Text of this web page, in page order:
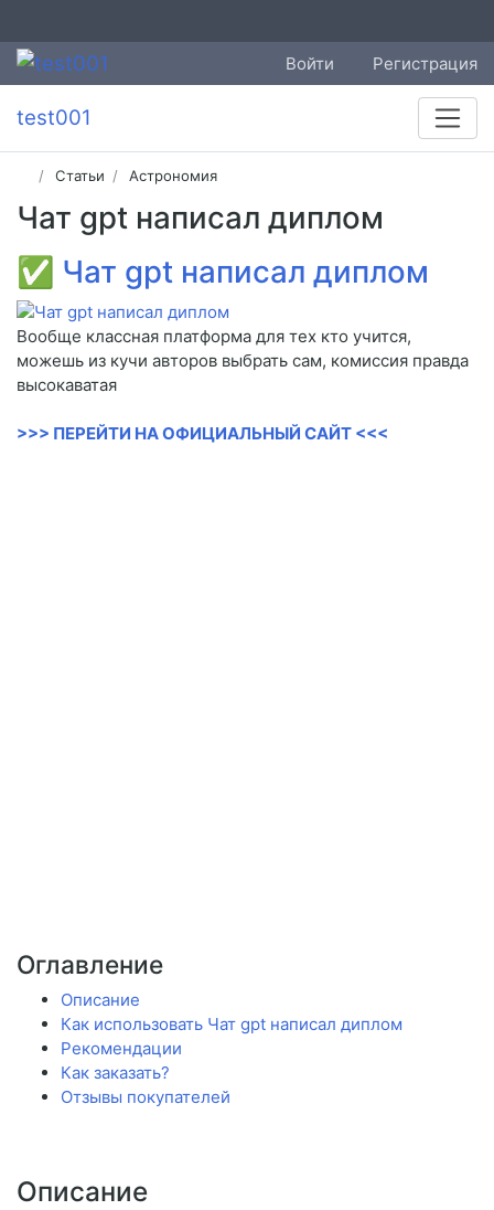
Войти Регистрация
test001
Статьи Астрономия
Чат gpt написал диплом
✅ Чат gpt написал диплом
Вообще классная платформа для тех кто учится,
можешь из кучи авторов выбрать сам, комиссия правда
высокаватая
>>> ПЕРЕЙТИ НА ОФИЦИАЛЬНЫЙ САЙТ <<<
Оглавление
Описание
Как использовать Чат gpt написал диплом
Рекомендации
Как заказать?
Отзывы покупателей
Описание